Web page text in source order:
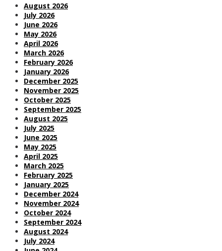
August 2026
July 2026
June 2026
May 2026
April 2026
March 2026
February 2026
January 2026
December 2025
November 2025
October 2025
September 2025
August 2025
July 2025
June 2025
May 2025
April 2025
March 2025
February 2025
January 2025
December 2024
November 2024
October 2024
September 2024
August 2024
July 2024